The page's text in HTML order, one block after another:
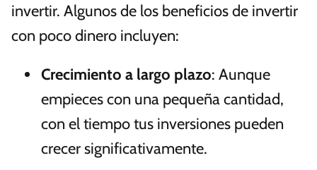
invertir. Algunos de los beneficios de invertir
con poco dinero incluyen:
Crecimiento a largo plazo: Aunque
empieces con una pequeña cantidad,
con el tiempo tus inversiones pueden
crecer significativamente.